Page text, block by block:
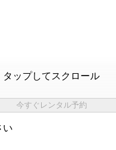
タップしてスクロール
今すぐレンタル予約
い